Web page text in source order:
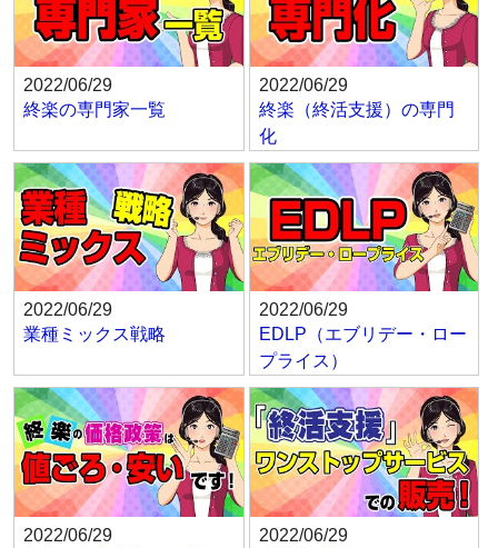
2022/06/29
終楽の専門家一覧
2022/06/29
終楽（終活支援）の専門
化
2022/06/29
業種ミックス戦略
2022/06/29
EDLP（エブリデー・ロー
プライス）
2022/06/29
2022/06/29